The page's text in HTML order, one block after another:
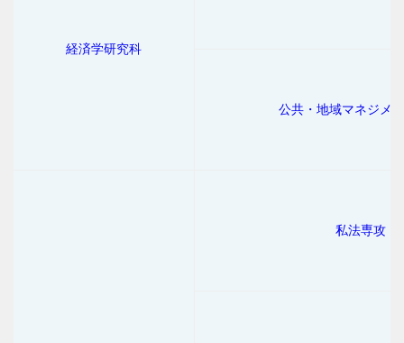
経済学研究科
公共・地域マネジメ
私法専攻